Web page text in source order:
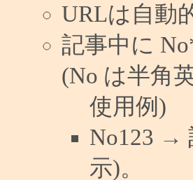
URLは自動
記事中に
(No は半角
使用例)
No123 →
示)。